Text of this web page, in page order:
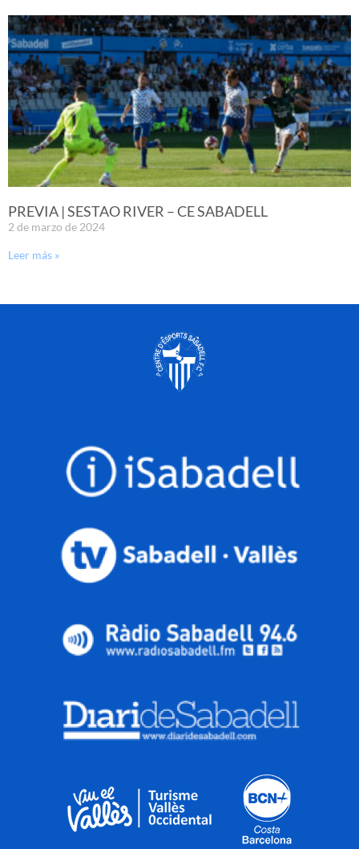
PREVIA | SESTAO RIVER – CE SABADELL
2 de marzo de 2024
Leer más »